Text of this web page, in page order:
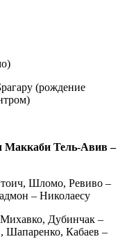
(рождение
Маккаби Тель-Авив –
Шломо, Ревиво –
– Николаесу
Дубинчак –
Шапаренко, Кабаев –